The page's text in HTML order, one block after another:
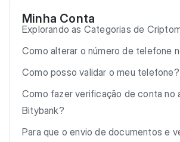
Minha Conta
Explorando as Categorias de
Como alterar o número de telefone
Como posso validar o meu telefone?
Como fazer verificação de conta no
Bitybank?
Para que o envio de documentos e